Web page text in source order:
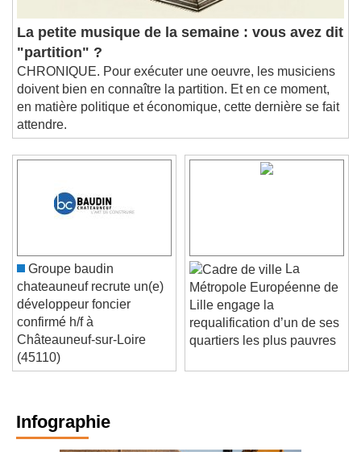
La petite musique de la semaine : vous avez dit
"partition" ?
CHRONIQUE. Pour exécuter une oeuvre, les musiciens
doivent bien en connaître la partition. Et en ce moment,
en matière politique et économique, cette dernière se fait
attendre.
Groupe baudin
chateauneuf recrute un(e)
développeur foncier
confirmé h/f à
Châteauneuf-sur-Loire
(45110)
La
Métropole Européenne de
Lille engage la
requalification d’un de ses
quartiers les plus pauvres
Infographie